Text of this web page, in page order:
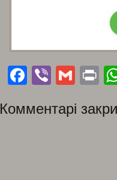
Facebook
Viber
Комментарі